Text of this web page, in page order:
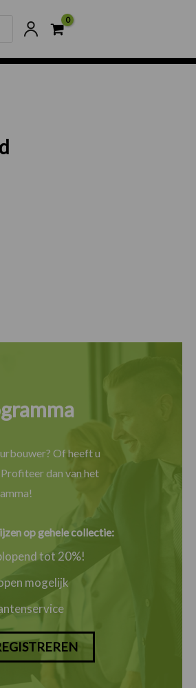
Scherpste prijzen van NL
Of heeft u
dan van het
op gehele collectie:
tot 20%!
mogelijk